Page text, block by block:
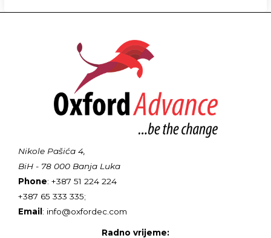
Nikole Pašića 4,
BiH - 78 000 Banja Luka
Phone: +387 51 224 224
+387 65 333 335;
Email: info@oxfordec.com
Radno vrijeme: